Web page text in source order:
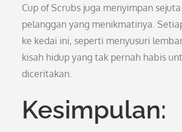
Cup of Scrubs juga menyimpan
pelanggan yang menikmatinya.
ke kedai ini, seperti menyusuri
kisah hidup yang tak pernah habis
diceritakan.
Kesimpulan: